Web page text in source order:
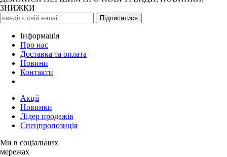
ЗНИЖКИ
Iнформація
Про нас
Доставка та оплата
Новини
Контакти
Акції
Новинки
Лідер продажів
Спецпропозиція
Ми в соціальних
мережах